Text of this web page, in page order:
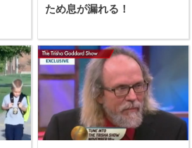
ため息が漏れる！